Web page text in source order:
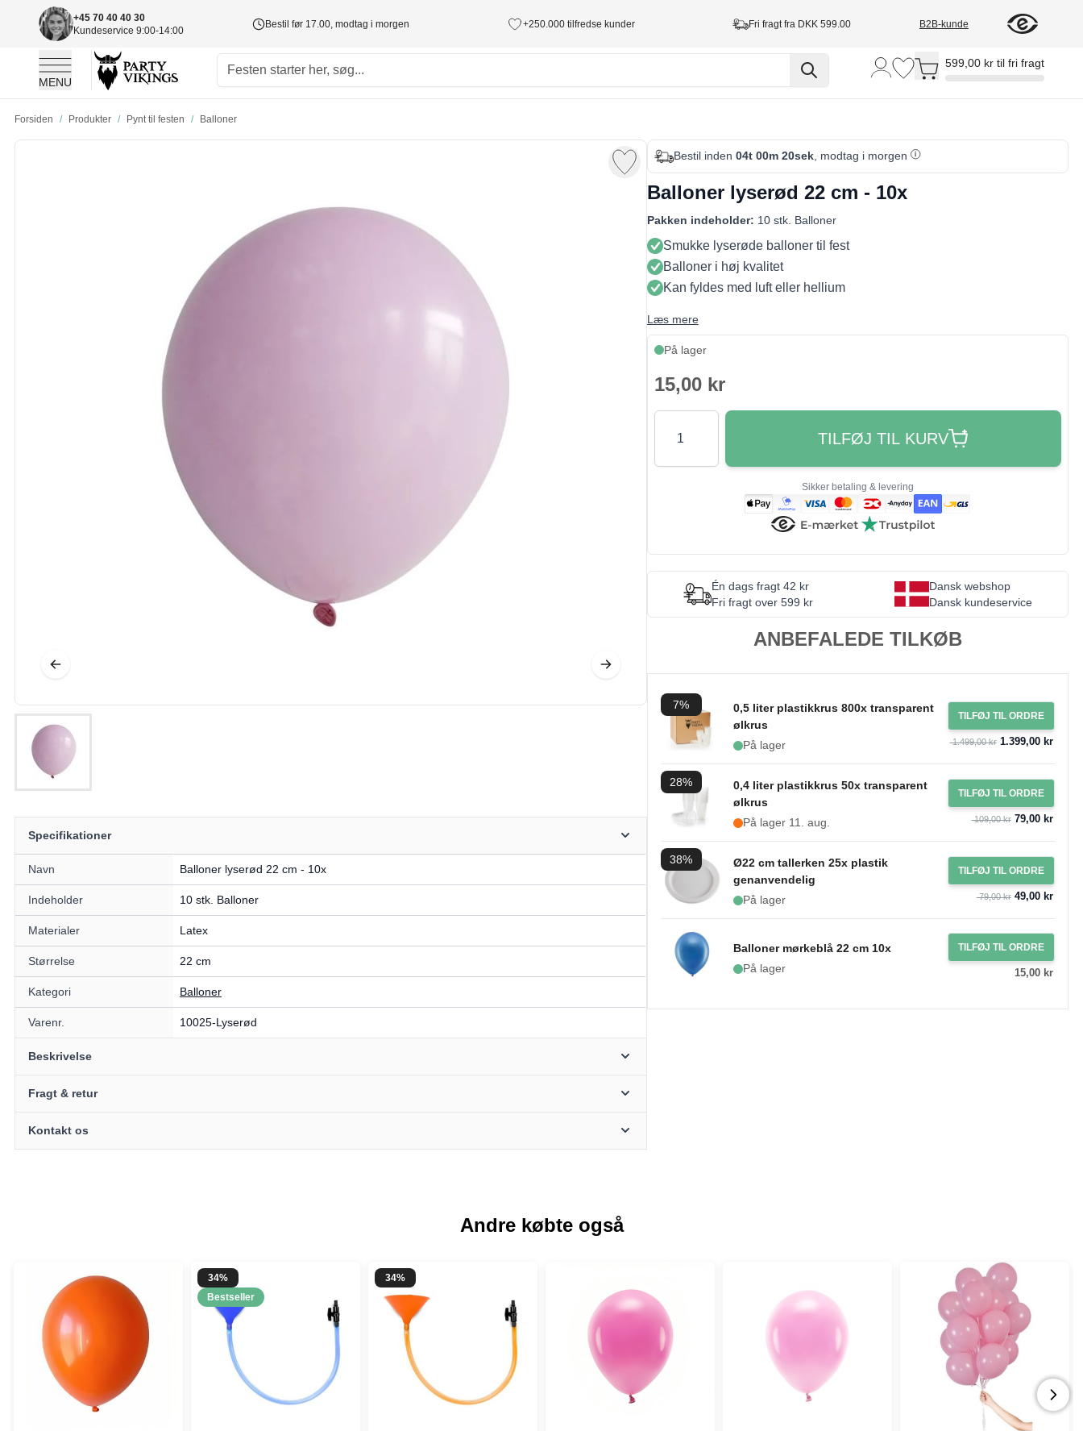
+45 70 40 40 30
Kundeservice 9:00-14:00
Bestil før 17.00, modtag i morgen +250.000 tilfredse kunder Fri fragt fra DKK 599.00 B2B-kunde
MENU
Toggle minicart, Cart is empty
599,00 kr til fri fragt
Forsiden / Produkter / Pynt til festen / Balloner
Specifikationer
Navn Balloner lyserød 22 cm - 10x
Indeholder 10 stk. Balloner
Materialer Latex
Størrelse 22 cm
Kategori Balloner
Varenr. 10025-Lyserød
Beskrivelse
Fragt & retur
Kontakt os
Bestil inden 04t 00m 19sek, modtag i morgen
Balloner lyserød 22 cm - 10x
Pakken indeholder: 10 stk. Balloner
Smukke lyserøde balloner til fest
Balloner i høj kvalitet
Kan fyldes med luft eller hellium
Læs mere
På lager
15,00 kr
Antal
TILFØJ TIL KURV
Sikker betaling & levering
Én dags fragt 42 kr
Fri fragt over 599 kr
Dansk webshop
Dansk kundeservice
ANBEFALEDE TILKØB
7%
0,5 liter plastikkrus 800x transparent
ølkrus
På lager
TILFØJ TIL ORDRE
1.499,00 kr1.399,00 kr
28%
0,4 liter plastikkrus 50x transparent
ølkrus
På lager 11. aug.
TILFØJ TIL ORDRE
109,00 kr79,00 kr
38%
Ø22 cm tallerken 25x plastik
genanvendelig
På lager
TILFØJ TIL ORDRE
79,00 kr49,00 kr
Balloner mørkeblå 22 cm 10x
På lager
TILFØJ TIL ORDRE
15,00 kr
Andre købte også
34%
Bestseller
34%